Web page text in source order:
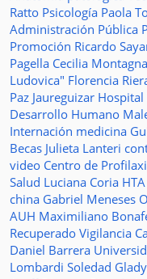
Ratto Psicología Paola
Administración Pública
Promoción Ricardo
Pagella Cecilia Montagna
Ludovica" Florencia
Paz Jaureguizar Hospital
Desarrollo Humano
Internación medicina
Becas Julieta Lanteri
video Centro de
Salud Luciana Coria HTA
china Gabriel Meneses
AUH Maximiliano
Recuperado Vigilancia
Daniel Barrera
Lombardi Soledad